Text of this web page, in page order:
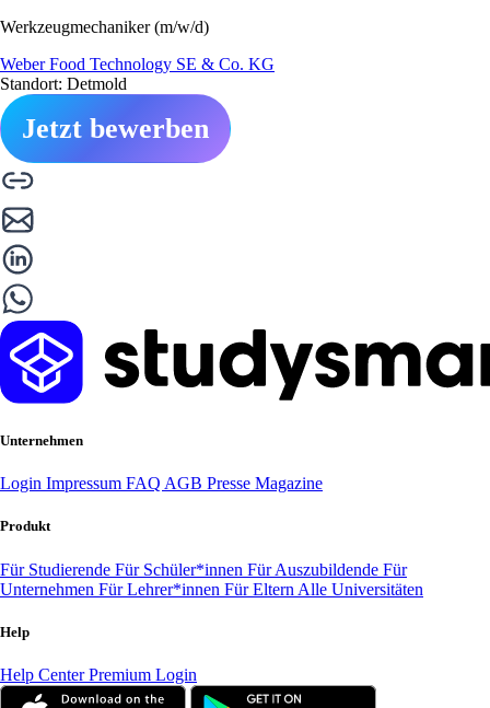
Werkzeugmechaniker (m/w/d)
Weber Food Technology SE & Co. KG
Standort: Detmold
Jetzt bewerben
Unternehmen
Login Impressum FAQ AGB Presse Magazine
Produkt
Für Studierende Für Schüler*innen Für Auszubildende Für
Unternehmen Für Lehrer*innen Für Eltern Alle Universitäten
Help
Help CenterPremium Login